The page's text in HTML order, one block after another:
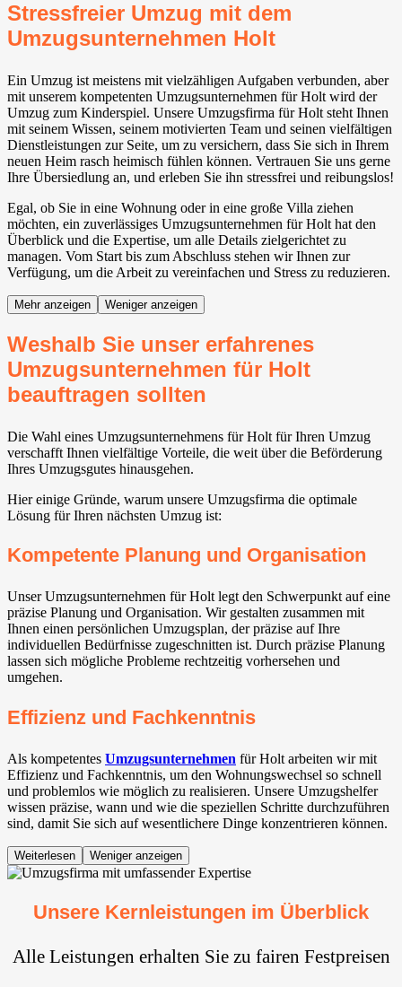
Stressfreier Umzug mit dem
Umzugsunternehmen Holt
Ein Umzug ist meistens mit vielzähligen Aufgaben verbunden, aber
mit unserem kompetenten Umzugsunternehmen für Holt wird der
Umzug zum Kinderspiel. Unsere Umzugsfirma für Holt steht Ihnen
mit seinem Wissen, seinem motivierten Team und seinen vielfältigen
Dienstleistungen zur Seite, um zu versichern, dass Sie sich in Ihrem
neuen Heim rasch heimisch fühlen können. Vertrauen Sie uns gerne
Ihre Übersiedlung an, und erleben Sie ihn stressfrei und reibungslos!
Egal, ob Sie in eine Wohnung oder in eine große Villa ziehen
möchten, ein zuverlässiges Umzugsunternehmen für Holt hat den
Überblick und die Expertise, um alle Details zielgerichtet zu
managen. Vom Start bis zum Abschluss stehen wir Ihnen zur
Verfügung, um die Arbeit zu vereinfachen und Stress zu reduzieren.
Mehr anzeigen Weniger anzeigen
Weshalb Sie unser erfahrenes
Umzugsunternehmen für Holt
beauftragen sollten
Die Wahl eines Umzugsunternehmens für Holt für Ihren Umzug
verschafft Ihnen vielfältige Vorteile, die weit über die Beförderung
Ihres Umzugsgutes hinausgehen.
Hier einige Gründe, warum unsere Umzugsfirma die optimale
Lösung für Ihren nächsten Umzug ist:
Kompetente Planung und Organisation
Unser Umzugsunternehmen für Holt legt den Schwerpunkt auf eine
präzise Planung und Organisation. Wir gestalten zusammen mit
Ihnen einen persönlichen Umzugsplan, der präzise auf Ihre
individuellen Bedürfnisse zugeschnitten ist. Durch präzise Planung
lassen sich mögliche Probleme rechtzeitig vorhersehen und
umgehen.
Effizienz und Fachkenntnis
Als kompetentes Umzugsunternehmen für Holt arbeiten wir mit
Effizienz und Fachkenntnis, um den Wohnungswechsel so schnell
und problemlos wie möglich zu realisieren. Unsere Umzugshelfer
wissen präzise, wann und wie die speziellen Schritte durchzuführen
sind, damit Sie sich auf wesentlichere Dinge konzentrieren können.
Weiterlesen Weniger anzeigen
Unsere Kernleistungen im Überblick
Alle Leistungen erhalten Sie zu fairen Festpreisen